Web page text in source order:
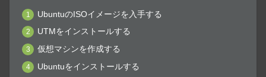
UbuntuのISOイメージを入手する
UTMをインストールする
仮想マシンを作成する
Ubuntuをインストールする